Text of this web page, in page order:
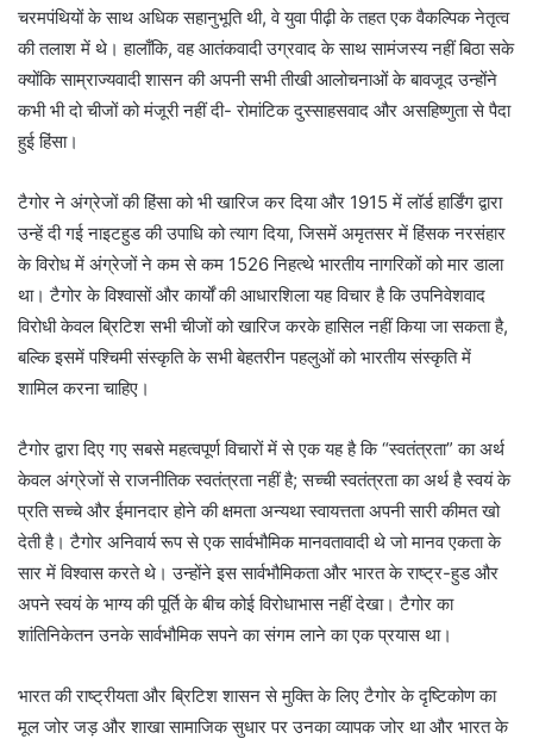
चरमपंथियों के साथ अधिक सहानुभूति थी, वे युवा पीढ़ी के तहत एक वैकल्पिक नेतृत्व
की तलाश में थे। हालाँकि, वह आतंकवादी उग्रवाद के साथ सामंजस्य नहीं बिठा सके
क्योंकि साम्राज्यवादी शासन की अपनी सभी तीखी आलोचनाओं के बावजूद उन्होंने
कभी भी दो चीजों को मंजूरी नहीं दी- रोमांटिक दुस्साहसवाद और असहिष्णुता से पैदा
हुई हिंसा।
टैगोर ने अंग्रेजों की हिंसा को भी खारिज कर दिया और 1915 में लॉर्ड हार्डिंग द्वारा
उन्हें दी गई नाइटहुड की उपाधि को त्याग दिया, जिसमें अमृतसर में हिंसक नरसंहार
के विरोध में अंग्रेजों ने कम से कम 1526 निहत्थे भारतीय नागरिकों को मार डाला
था। टैगोर के विश्वासों और कार्यों की आधारशिला यह विचार है कि उपनिवेशवाद
विरोधी केवल ब्रिटिश सभी चीजों को खारिज करके हासिल नहीं किया जा सकता है,
बल्कि इसमें पश्चिमी संस्कृति के सभी बेहतरीन पहलुओं को भारतीय संस्कृति में
शामिल करना चाहिए।
टैगोर द्वारा दिए गए सबसे महत्वपूर्ण विचारों में से एक यह है कि “स्वतंत्रता” का अर्थ
केवल अंग्रेजों से राजनीतिक स्वतंत्रता नहीं है; सच्ची स्वतंत्रता का अर्थ है स्वयं के
प्रति सच्चे और ईमानदार होने की क्षमता अन्यथा स्वायत्तता अपनी सारी कीमत खो
देती है। टैगोर अनिवार्य रूप से एक सार्वभौमिक मानवतावादी थे जो मानव एकता के
सार में विश्वास करते थे। उन्होंने इस सार्वभौमिकता और भारत के राष्ट्र-हुड और
अपने स्वयं के भाग्य की पूर्ति के बीच कोई विरोधाभास नहीं देखा। टैगोर का
शांतिनिकेतन उनके सार्वभौमिक सपने का संगम लाने का एक प्रयास था।
भारत की राष्ट्रीयता और ब्रिटिश शासन से मुक्ति के लिए टैगोर के दृष्टिकोण का
मूल जोर जड़ और शाखा सामाजिक सुधार पर उनका व्यापक जोर था और भारत के